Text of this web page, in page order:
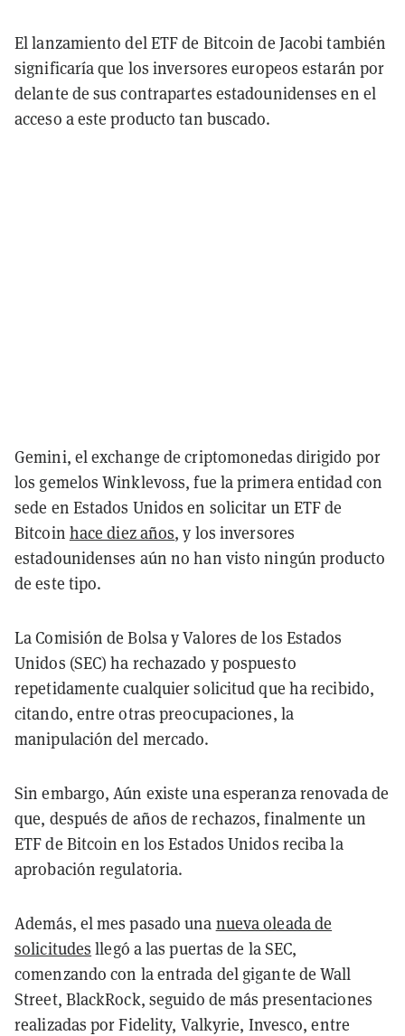
El lanzamiento del ETF de Bitcoin de Jacobi también
significaría que los inversores europeos estarán por
delante de sus contrapartes estadounidenses en el
acceso a este producto tan buscado.
Gemini, el exchange de criptomonedas dirigido por
los gemelos Winklevoss, fue la primera entidad con
sede en Estados Unidos en solicitar un ETF de
Bitcoin hace diez años, y los inversores
estadounidenses aún no han visto ningún producto
de este tipo.
La Comisión de Bolsa y Valores de los Estados
Unidos (SEC) ha rechazado y pospuesto
repetidamente cualquier solicitud que ha recibido,
citando, entre otras preocupaciones, la
manipulación del mercado.
Sin embargo, Aún existe una esperanza renovada de
que, después de años de rechazos, finalmente un
ETF de Bitcoin en los Estados Unidos reciba la
aprobación regulatoria.
Además, el mes pasado una nueva oleada de
solicitudes llegó a las puertas de la SEC,
comenzando con la entrada del gigante de Wall
Street, BlackRock, seguido de más presentaciones
realizadas por Fidelity, Valkyrie, Invesco, entre